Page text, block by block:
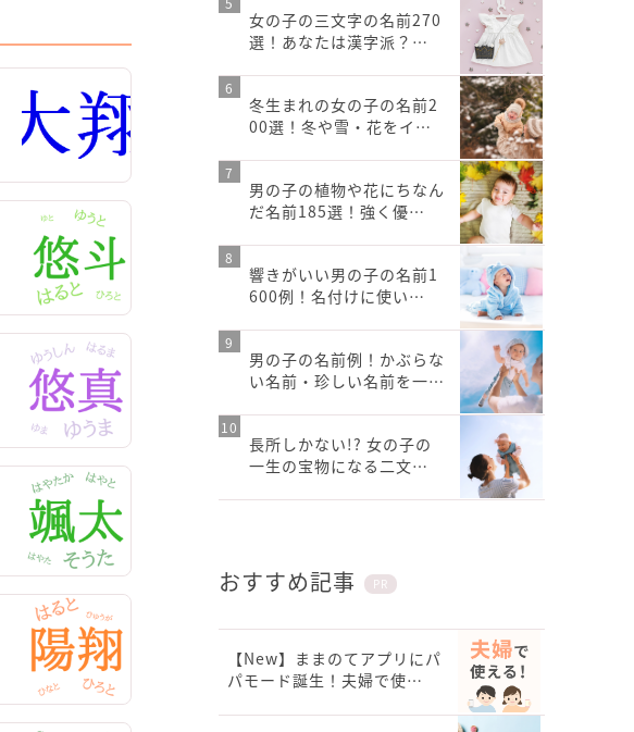
女の子の三文字の名前270
選！あなたは漢字派？…
冬生まれの女の子の名前2
00選！冬や雪・花をイ…
男の子の植物や花にちなん
だ名前185選！強く優…
響きがいい男の子の名前1
600例！名付けに使い…
男の子の名前例！かぶらな
い名前・珍しい名前を一…
長所しかない!? 女の子の
一生の宝物になる二文…
おすすめ記事 PR
【New】ままのてアプリにパ
パモード誕生！夫婦で使…